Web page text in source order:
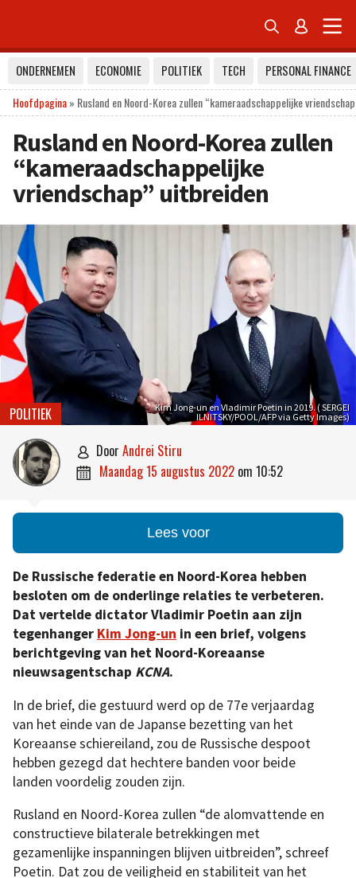
 
ONDERNEMEN ECONOMIE POLITIEK TECH
PERSONAL FINANCE
Hoofdpagina» Rusland en Noord-Korea zullen “kameraadschappelijke
Rusland en Noord-Korea zullen
“kameraadschappelijke
vriendschap” uitbreiden
Kim Jong-un en Vladimir Poetin in 2019. ( SERGEI
ILNITSKY/POOL/AFP via Getty Images)
POLITIEK
 door Andrei Stiru
 maandag 15 augustus 2022 om 10:52
Lees voor
De Russische federatie en Noord-Korea hebben
besloten om de onderlinge relaties te verbeteren.
Dat vertelde dictator Vladimir Poetin aan zijn
tegenhanger Kim Jong-un in een brief, volgens
berichtgeving van het Noord-Koreaanse
nieuwsagentschap KCNA.
In de brief, die gestuurd werd op de 77e verjaardag
van het einde van de Japanse bezetting van het
Koreaanse schiereiland, zou de Russische despoot
hebben gezegd dat hechtere banden voor beide
landen voordelig zouden zijn.
Rusland en Noord-Korea zullen “de alomvattende en
constructieve bilaterale betrekkingen met
gezamenlijke inspanningen blijven uitbreiden”, schreef
Poetin. Dat zou de veiligheid en stabiliteit van het